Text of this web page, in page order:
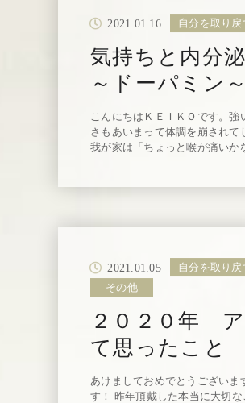
2021.01.16 自分を取り戻
気持ちと内分
～ドーパミン～
こんにちはＫＥＩＫＯです。
さもあいまって体調を崩されて
我が家は「ちょっと喉が痛いか
2021.01.05 自分を取り戻
その他
２０２０年
て思ったこと
あけましておめでとうございま
す！ 昨年頂戴した本当に大切